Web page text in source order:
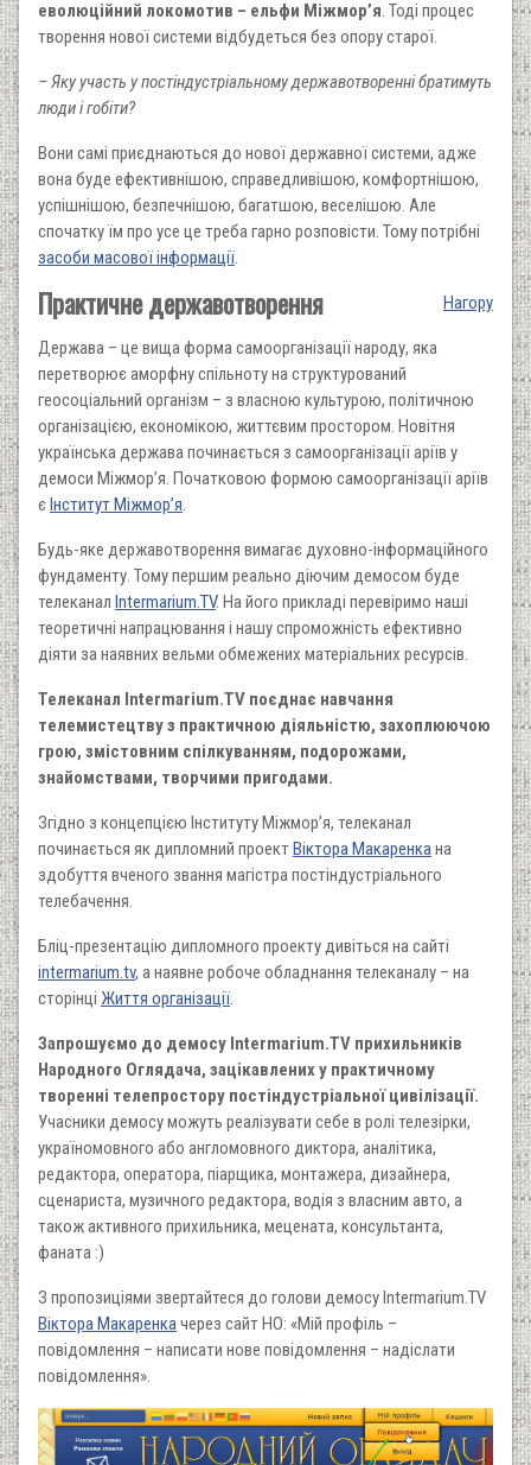
еволюційний локомотив – ельфи Міжмор’я. Тоді процес
творення нової системи відбудеться без опору старої.
– Яку участь у постіндустріальному державотворенні братимуть
люди і гобіти?
Вони самі приєднаються до нової державної системи, адже
вона буде ефективнішою, справедливішою, комфортнішою,
успішнішою, безпечнішою, багатшою, веселішою. Але
спочатку їм про усе це треба гарно розповісти. Тому потрібні
засоби масової інформації.
Нагору
Практичне державотворення
Держава – це вища форма самоорганізації народу, яка
перетворює аморфну спільноту на структурований
геосоціальний організм – з власною культурою, політичною
організацією, економікою, життєвим простором. Новітня
українська держава починається з самоорганізації аріїв у
демоси Міжмор’я. Початковою формою самоорганізації аріїв
єІнститут Міжмор’я.
Будь-яке державотворення вимагає духовно-інформаційного
фундаменту. Тому першим реально діючим демосом буде
телеканал Intermarium.TV. На його прикладі перевіримо наші
теоретичні напрацювання і нашу спроможність ефективно
діяти за наявних вельми обмежених матеріальних ресурсів.
Телеканал Intermarium.TV поєднає навчання
телемистецтву з практичною діяльністю, захоплюючою
грою, змістовним спілкуванням, подорожами,
знайомствами, творчими пригодами.
Згідно з концепцією Інституту Міжмор’я, телеканал
починається як дипломний проектВіктора Макаренкана
здобуття вченого звання магістра постіндустріального
телебачення.
Бліц-презентацію дипломного проекту дивіться на сайті
intermarium.tv, а наявне робоче обладнання телеканалу – на
сторінці Життя організації.
Запрошуємо до демосу Intermarium.TV прихильників
Народного Оглядача, зацікавлених у практичному
творенні телепростору постіндустріальної цивілізації.
Учасники демосу можуть реалізувати себе в ролі телезірки,
україномовного або англомовного диктора, аналітика,
редактора, оператора, піарщика, монтажера, дизайнера,
сценариста, музичного редактора, водія з власним авто, а
також активного прихильника, мецената, консультанта,
фаната :)
З пропозиціями звертайтеся до голови демосу Intermarium.TV
Віктора Макаренкачерез сайт НО: «Мій профіль –
повідомлення – написати нове повідомлення – надіслати
повідомлення».